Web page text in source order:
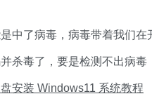
了病毒，病毒带着我们在
毒了，要是检测不出病毒
安装 Windows11 系统教程